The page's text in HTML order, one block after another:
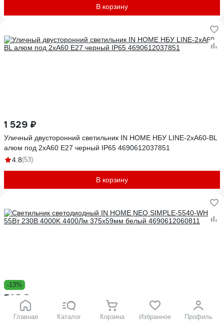
Главная Каталог Корзина Избранное Профиль
В корзину
1 529 ₽
Уличный двусторонний светильник IN HOME НБУ LINE-2хA60-BL
алюм под 2хA60 E27 черный IP65 4690612037851
4.8(53)
В корзину
-13%
725 ₽
Светильник светодиодный IN HOME NEO SIMPLE-5540-WH 55Вт
230В 4000K 4400Лм 375x59мм белый 4690612060811